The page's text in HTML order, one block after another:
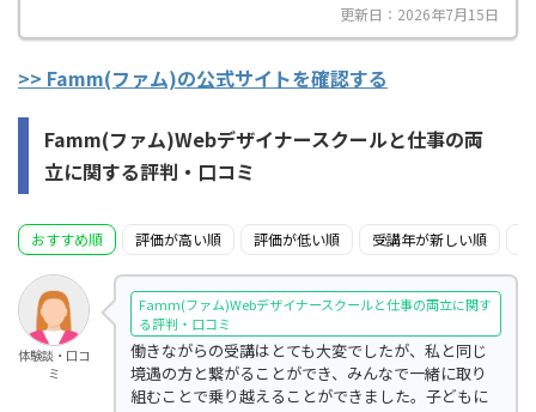
更新日：2026年7月15日
>> Famm(ファム)の公式サイトを確認する
Famm(ファム)Webデザイナースクールと仕事の両
立に関する評判・口コミ
おすすめ順 評価が高い順 評価が低い順 受講年が新しい順
体験談・口コ
ミ
Famm(ファム)Webデザイナースクールと仕事の両立に関す
る評判・口コミ
働きながらの受講はとても大変でしたが、私と同じ
境遇の方と繋がることができ、みんなで一緒に取り
組むことで乗り越えることができました。子どもに